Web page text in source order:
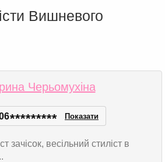
Вишневого
Черьомухіна
********* Показати
зачісок, весільний стиліст в